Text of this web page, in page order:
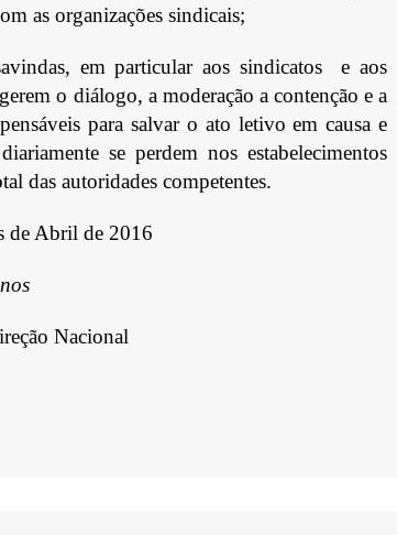
as organizações sindicais;
em particular aos sindicatos
e aos
o diálogo, a moderação a contenção e a
para salvar o ato letivo em causa e
se perdem nos estabelecimentos
das autoridades competentes.
de Abril de 2016
Nacional